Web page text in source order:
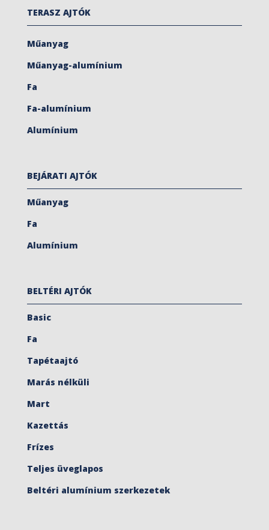
TERASZ AJTÓK
Műanyag
Műanyag-alumínium
Fa
Fa-alumínium
Alumínium
BEJÁRATI AJTÓK
Műanyag
Fa
Alumínium
BELTÉRI AJTÓK
Basic
Fa
Tapétaajtó
Marás nélküli
Mart
Kazettás
Frízes
Teljes üveglapos
Beltéri alumínium szerkezetek